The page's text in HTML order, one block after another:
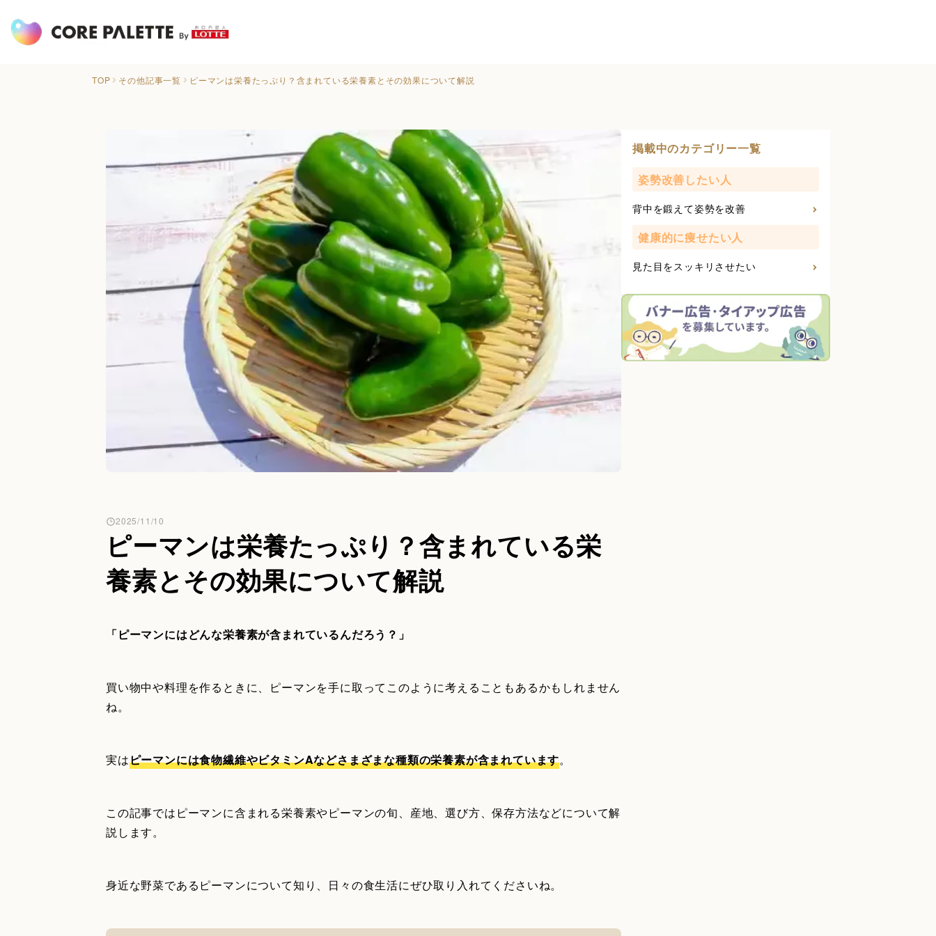
TOP その他記事一覧 ピーマンは栄養たっぷり？含まれている栄養素とその効果について解説
ピーマンは栄養たっぷり？含まれている栄
養素とその効果について解説
2025/11/10
「ピーマンにはどんな栄養素が含まれているんだろう？」
買い物中や料理を作るときに、ピーマンを手に取ってこのように考えることもあるかもしれません
ね。
実はピーマンには食物繊維やビタミンAなどさまざまな種類の栄養素が含まれています。
この記事ではピーマンに含まれる栄養素やピーマンの旬、産地、選び方、保存方法などについて解
説します。
身近な野菜であるピーマンについて知り、日々の食生活にぜひ取り入れてくださいね。
掲載中のカテゴリー一覧
姿勢改善したい人
背中を鍛えて姿勢を改善
健康的に痩せたい人
見た目をスッキリさせたい